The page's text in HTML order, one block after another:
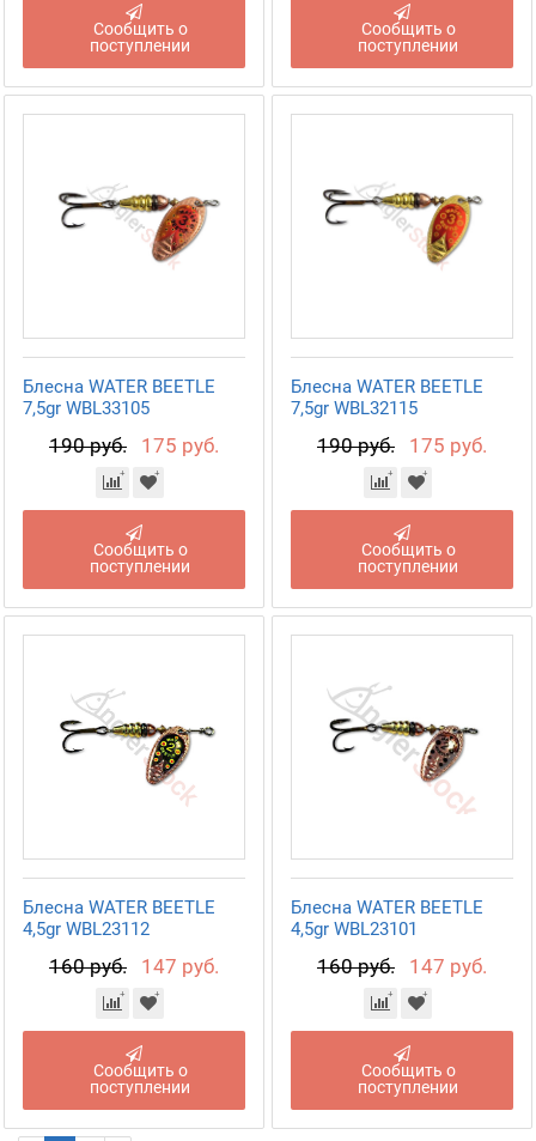
Сообщить о
поступлении
Сообщить о
поступлении
Блесна WATER BEETLE
7,5gr WBL33105
190 руб. 175 руб.
Сообщить о
поступлении
Блесна WATER BEETLE
7,5gr WBL32115
190 руб. 175 руб.
Сообщить о
поступлении
Блесна WATER BEETLE
4,5gr WBL23112
160 руб. 147 руб.
Сообщить о
поступлении
Блесна WATER BEETLE
4,5gr WBL23101
160 руб. 147 руб.
Сообщить о
поступлении